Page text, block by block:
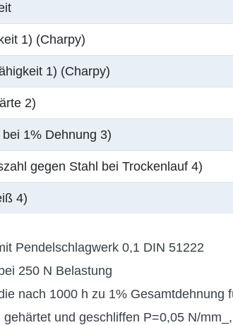
1) (Charpy)
1) (Charpy)
2)
1% Dehnung 3)
gegen Stahl bei Trockenlauf 4)
4)
Pendelschlagwerk 0,1 DIN 51222
250 N Belastung
nach 1000 h zu 1% Gesamtdehnung
gehärtet und geschliffen P=0,05 N/